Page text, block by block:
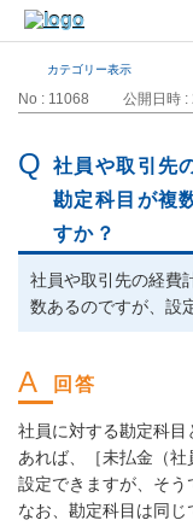
カテゴリー表示
No : 11068 公開日時
社員や取引先
勘定科目が複
すか？
社員や取引先の経費
数あるのですが、設
社員に対する勘定科
あれば、［未払金（
設定できますが、そう
なお、勘定科目は同